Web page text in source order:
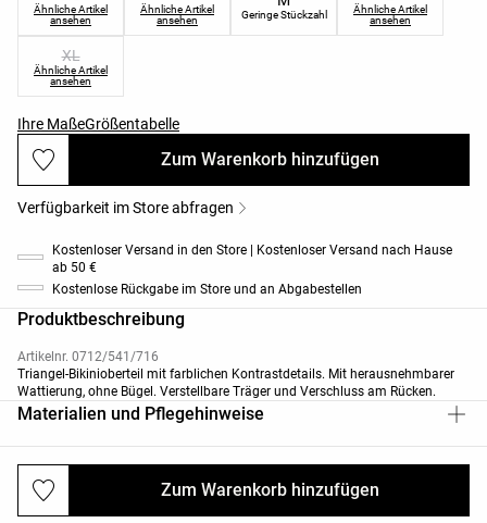
Ähnliche Artikel
ansehen
Ähnliche Artikel
ansehen
Geringe Stückzahl
Ähnliche Artikel
ansehen
XL
Ähnliche Artikel
ansehen
Ihre MaßeGrößentabelle
Zum Warenkorb hinzufügen
Zum Warenkorb hinzufügen
Verfügbarkeit im Store abfragen
Kostenloser Versand in den Store | Kostenloser Versand nach Hause
ab 50 €
Kostenlose Rückgabe im Store und an Abgabestellen
Produktbeschreibung
Artikelnr. 0712/541/716
Triangel-Bikinioberteil mit farblichen Kontrastdetails. Mit herausnehmbarer
Wattierung, ohne Bügel. Verstellbare Träger und Verschluss am Rücken.
Materialien und Pflegehinweise
Versand und Rücksendungen